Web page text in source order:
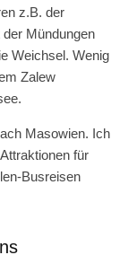
z.B. der
Mündungen
Weichsel. Wenig
Zalew
Masowien. Ich
für
Busreisen